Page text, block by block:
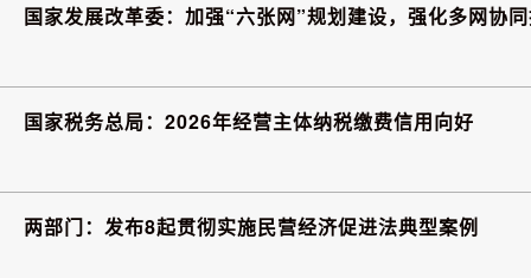
国家发展改革委：加强“六张网”规划建设，强化多网协
国家税务总局：2026年经营主体纳税缴费信用向好
两部门：发布8起贯彻实施民营经济促进法典型案例